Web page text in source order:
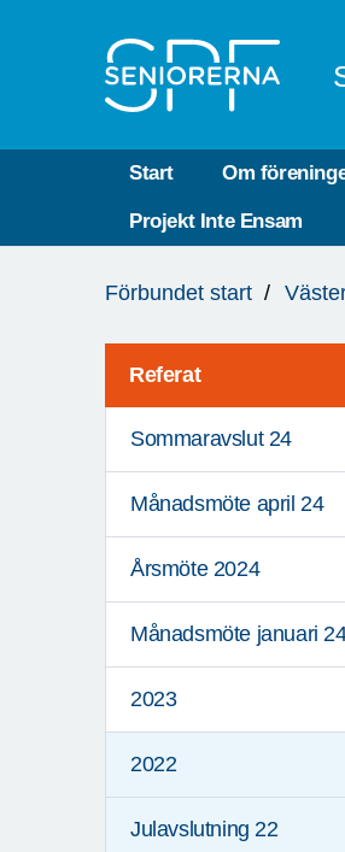
Start Om
Projekt Inte Ensam
är
Förbundet start
Referat
Sommaravslut 24
Månadsmöte april 24
Årsmöte 2024
Månadsmöte januari
2023
2022
Julavslutning 22